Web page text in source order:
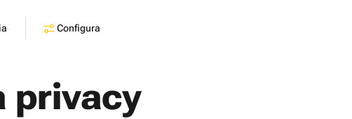
Configura
privacy